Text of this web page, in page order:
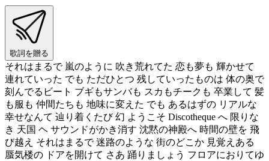
歌詞を贈る
それはまるで 嵐のように 吹き荒れてた 恋も夢も 輝かせて
連れていった でも ただひとつ 残していったものは 体の奥で
刻んでるビート ブギもサンバも スカもチークも 卒業して 髪
も服も 仲間たちも 地味に変えた でも あるはずの リアルな
幸せなんて 辿り着くたび 幻 ようこそ Discotheque へ 限りな
き 天国 ヘ サウンドがかき消す 沈黙の神殿へ 時間の壁を 飛
び越え それはまるで 迷路のような 街のどこか 見覚えある
蜃気楼の ドアを開けて さあ 踊りましょう フロアにおりてゆ